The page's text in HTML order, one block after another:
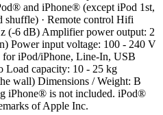
and iPhone® (except iPod 1st,
shuffle) · Remote control Hifi
(-6 dB) Amplifier power output: 2
Power input voltage: 100 - 240 V
iPod/iPhone, Line-In, USB
Load capacity: 10 - 25 kg
wall) Dimensions / Weight: B
iPhone® is not included. iPod®
of Apple Inc.